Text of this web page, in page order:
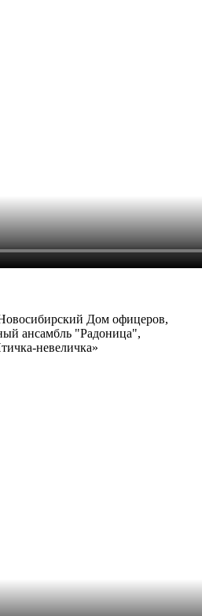
Дом офицеров,
ансамбль "Радоница",
невеличка»